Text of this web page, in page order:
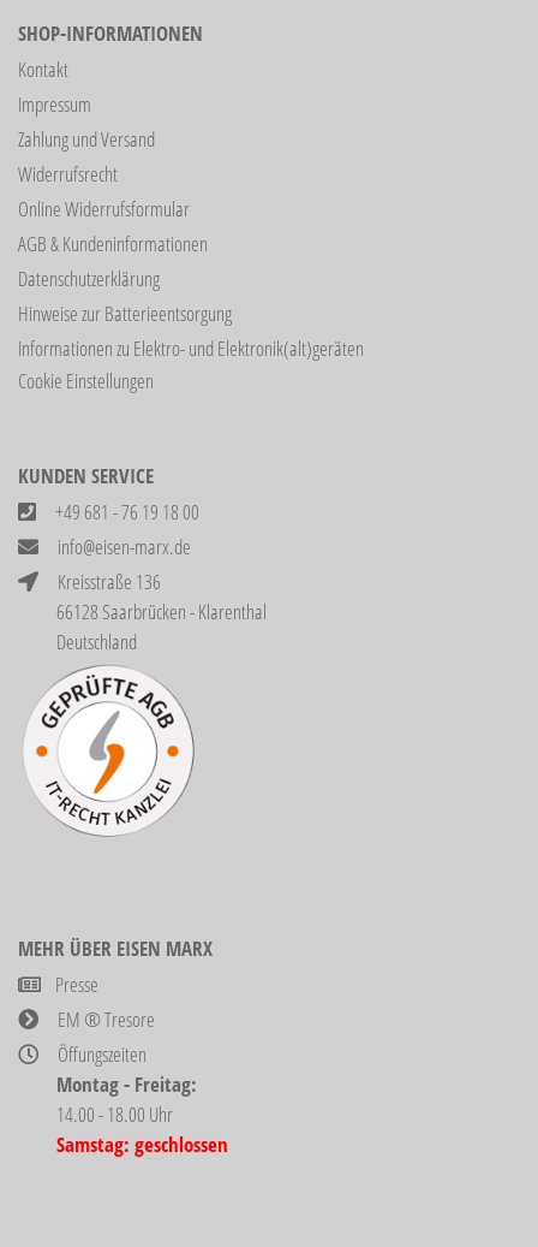
SHOP-INFORMATIONEN
Kontakt
Impressum
Zahlung und Versand
Widerrufsrecht
Online Widerrufsformular
AGB & Kundeninformationen
Datenschutzerklärung
Hinweise zur Batterieentsorgung
Informationen zu Elektro- und Elektronik(alt)geräten
Cookie Einstellungen
KUNDEN SERVICE
+49 681 - 76 19 18 00
info@eisen-marx.de
Kreisstraße 136
66128 Saarbrücken - Klarenthal
Deutschland
MEHR ÜBER EISEN MARX
Presse
EM ® Tresore
Öffungszeiten
Montag - Freitag:
14.00 - 18.00 Uhr
Samstag: geschlossen